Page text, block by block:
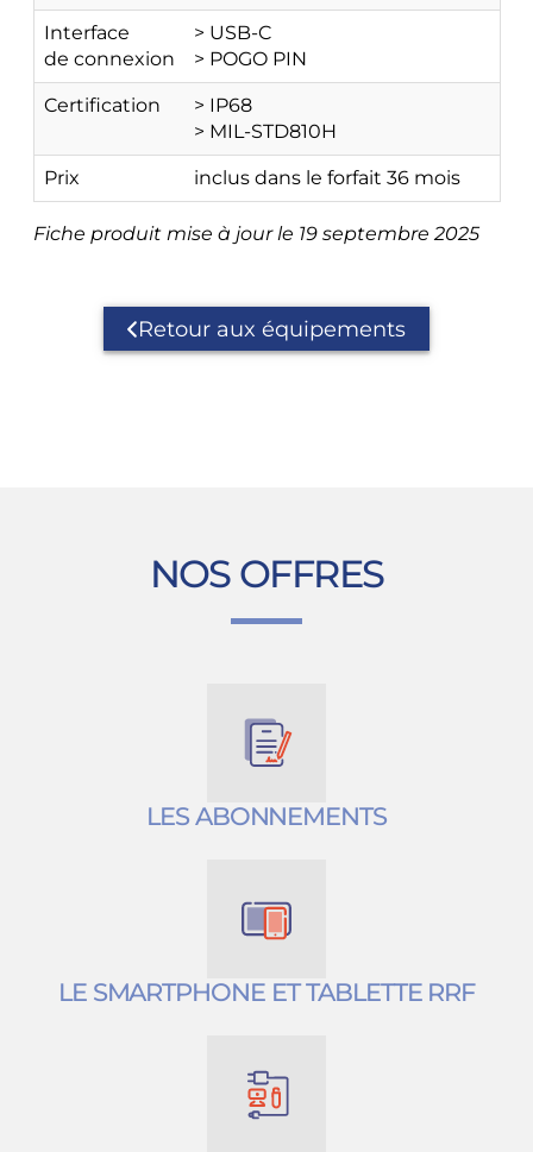
Interface
de connexion
> USB-C
> POGO PIN
Certification
> IP68
> MIL-STD810H
Prix inclus dans le forfait 36 mois
Fiche produit mise à jour le 19 septembre 2025
Retour aux équipements
NOS OFFRES
LES ABONNEMENTS
LE SMARTPHONE ET TABLETTE RRF